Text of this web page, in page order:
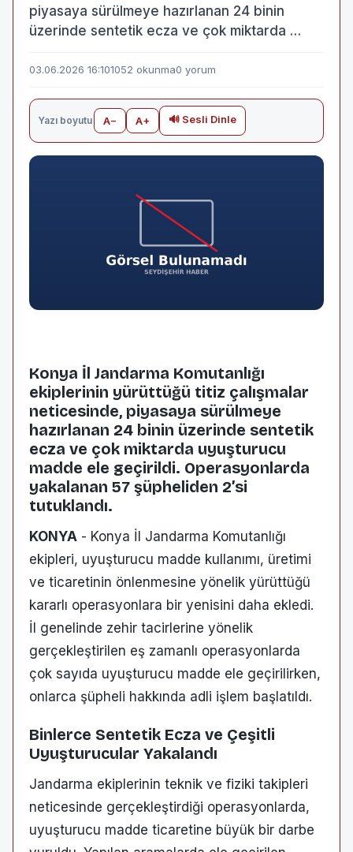
piyasaya sürülmeye hazırlanan 24 binin
üzerinde sentetik ecza ve çok miktarda …
03.06.2026 16:101052 okunma0 yorum
Yazı boyutu A− A+ 🔊 Sesli Dinle
Konya İl Jandarma Komutanlığı
ekiplerinin yürüttüğü titiz çalışmalar
neticesinde, piyasaya sürülmeye
hazırlanan 24 binin üzerinde sentetik
ecza ve çok miktarda uyuşturucu
madde ele geçirildi. Operasyonlarda
yakalanan 57 şüpheliden 2’si
tutuklandı.
KONYA - Konya İl Jandarma Komutanlığı
ekipleri, uyuşturucu madde kullanımı, üretimi
ve ticaretinin önlenmesine yönelik yürüttüğü
kararlı operasyonlara bir yenisini daha ekledi.
İl genelinde zehir tacirlerine yönelik
gerçekleştirilen eş zamanlı operasyonlarda
çok sayıda uyuşturucu madde ele geçirilirken,
onlarca şüpheli hakkında adli işlem başlatıldı.
Binlerce Sentetik Ecza ve Çeşitli
Uyuşturucular Yakalandı
Jandarma ekiplerinin teknik ve fiziki takipleri
neticesinde gerçekleştirdiği operasyonlarda,
uyuşturucu madde ticaretine büyük bir darbe